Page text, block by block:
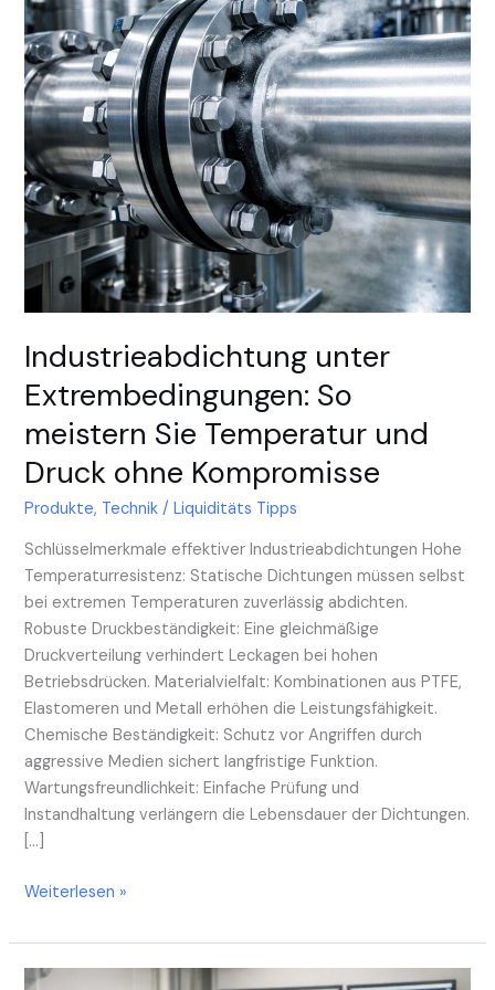
Industrieabdichtung unter
Extrembedingungen: So
meistern Sie Temperatur und
Druck ohne Kompromisse
Produkte, Technik /Liquiditäts Tipps
Schlüsselmerkmale effektiver Industrieabdichtungen Hohe
Temperaturresistenz: Statische Dichtungen müssen selbst
bei extremen Temperaturen zuverlässig abdichten.
Robuste Druckbeständigkeit: Eine gleichmäßige
Druckverteilung verhindert Leckagen bei hohen
Betriebsdrücken. Materialvielfalt: Kombinationen aus PTFE,
Elastomeren und Metall erhöhen die Leistungsfähigkeit.
Chemische Beständigkeit: Schutz vor Angriffen durch
aggressive Medien sichert langfristige Funktion.
Wartungsfreundlichkeit: Einfache Prüfung und
Instandhaltung verlängern die Lebensdauer der Dichtungen.
[…]
Sie
Temperatur
und
Druck
ohne
Kompromisse
Weiterlesen »
Sondermaschinenbau